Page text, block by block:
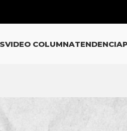
VIDEO COLUMNATENDENCIA